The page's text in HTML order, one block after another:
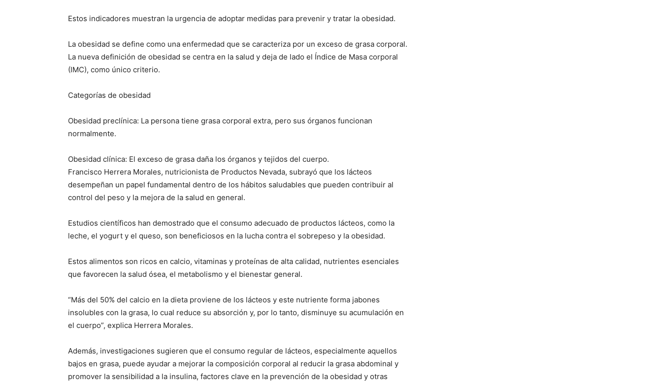
Estos indicadores muestran la urgencia de adoptar medidas para prevenir y tratar la obesidad.
La obesidad se define como una enfermedad que se caracteriza por un exceso de grasa corporal.
La nueva definición de obesidad se centra en la salud y deja de lado el Índice de Masa corporal
(IMC), como único criterio.
Categorías de obesidad
Obesidad preclínica: La persona tiene grasa corporal extra, pero sus órganos funcionan
normalmente.
Obesidad clínica: El exceso de grasa daña los órganos y tejidos del cuerpo.
Francisco Herrera Morales, nutricionista de Productos Nevada, subrayó que los lácteos
desempeñan un papel fundamental dentro de los hábitos saludables que pueden contribuir al
control del peso y la mejora de la salud en general.
Estudios científicos han demostrado que el consumo adecuado de productos lácteos, como la
leche, el yogurt y el queso, son beneficiosos en la lucha contra el sobrepeso y la obesidad.
Estos alimentos son ricos en calcio, vitaminas y proteínas de alta calidad, nutrientes esenciales
que favorecen la salud ósea, el metabolismo y el bienestar general.
“Más del 50% del calcio en la dieta proviene de los lácteos y este nutriente forma jabones
insolubles con la grasa, lo cual reduce su absorción y, por lo tanto, disminuye su acumulación en
el cuerpo”, explica Herrera Morales.
Además, investigaciones sugieren que el consumo regular de lácteos, especialmente aquellos
bajos en grasa, puede ayudar a mejorar la composición corporal al reducir la grasa abdominal y
promover la sensibilidad a la insulina, factores clave en la prevención de la obesidad y otras